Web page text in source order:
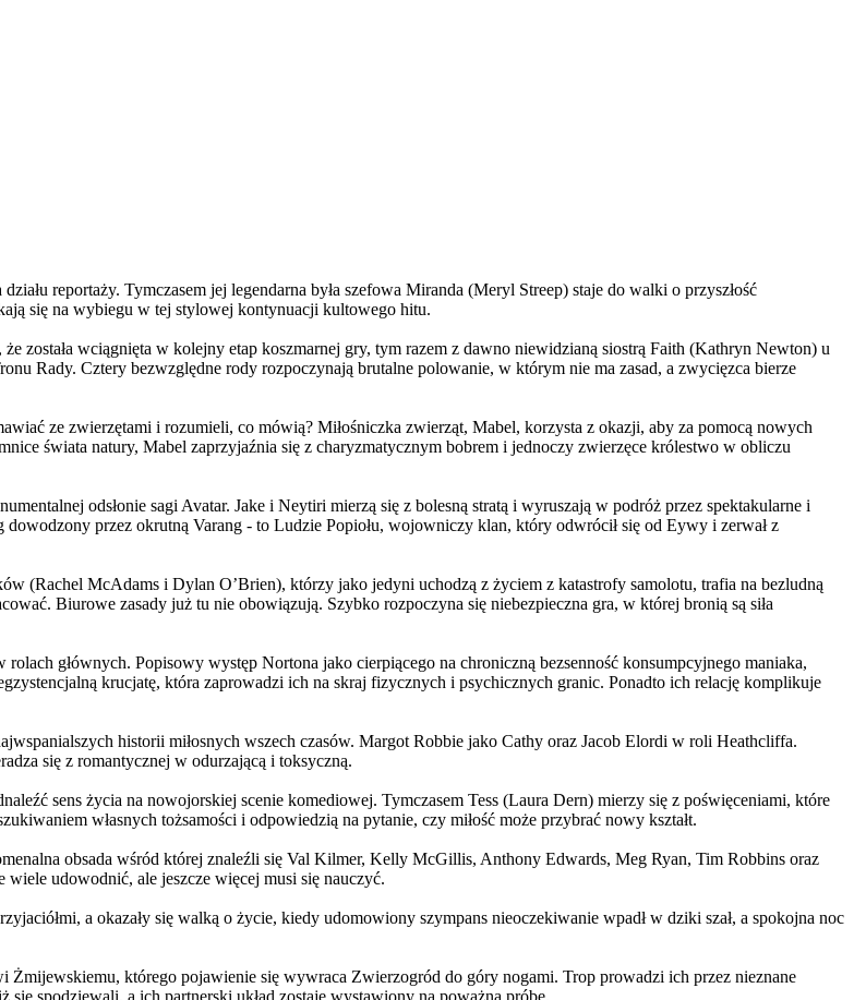
reportaży. Tymczasem jej legendarna była szefowa Miranda (Meryl Streep) staje do walki o przyszłość
się na wybiegu w tej stylowej kontynuacji kultowego hitu.
została wciągnięta w kolejny etap koszmarnej gry, tym razem z dawno niewidzianą siostrą Faith (Kathryn Newton) u
Rady. Cztery bezwzględne rody rozpoczynają brutalne polowanie, w którym nie ma zasad, a zwycięzca bierze
ze zwierzętami i rozumieli, co mówią? Miłośniczka zwierząt, Mabel, korzysta z okazji, aby za pomocą nowych
świata natury, Mabel zaprzyjaźnia się z charyzmatycznym bobrem i jednoczy zwierzęce królestwo w obliczu
odsłonie sagi Avatar. Jake i Neytiri mierzą się z bolesną stratą i wyruszają w podróż przez spektakularne i
przez okrutną Varang - to Ludzie Popiołu, wojowniczy klan, który odwrócił się od Eywy i zerwał z
(Rachel McAdams i Dylan O’Brien), którzy jako jedyni uchodzą z życiem z katastrofy samolotu, trafia na bezludną
Biurowe zasady już tu nie obowiązują. Szybko rozpoczyna się niebezpieczna gra, w której bronią są siła
głównych. Popisowy występ Nortona jako cierpiącego na chroniczną bezsenność konsumpcyjnego maniaka,
krucjatę, która zaprowadzi ich na skraj fizycznych i psychicznych granic. Ponadto ich relację komplikuje
historii miłosnych wszech czasów. Margot Robbie jako Cathy oraz Jacob Elordi w roli Heathcliffa.
się z romantycznej w odurzającą i toksyczną.
sens życia na nowojorskiej scenie komediowej. Tymczasem Tess (Laura Dern) mierzy się z poświęceniami, które
własnych tożsamości i odpowiedzią na pytanie, czy miłość może przybrać nowy kształt.
obsada wśród której znaleźli się Val Kilmer, Kelly McGillis, Anthony Edwards, Meg Ryan, Tim Robbins oraz
udowodnić, ale jeszcze więcej musi się nauczyć.
a okazały się walką o życie, kiedy udomowiony szympans nieoczekiwanie wpadł w dziki szał, a spokojna noc
którego pojawienie się wywraca Zwierzogród do góry nogami. Trop prowadzi ich przez nieznane
spodziewali, a ich partnerski układ zostaje wystawiony na poważną próbę.